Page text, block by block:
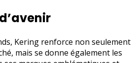
Kering renforce non seulement
mais se donne également les